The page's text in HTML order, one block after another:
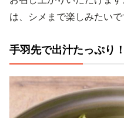
は、シメまで楽しみたいで
手羽先で出汁たっぷり